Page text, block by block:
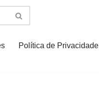
Política de Privacidade